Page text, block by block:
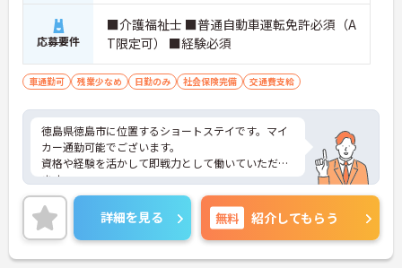
応募要件
■介護福祉士 ■普通自動車運転免許必須（A
T限定可） ■経験必須
車通勤可 残業少なめ 日勤のみ 社会保険完備 交通費支給
徳島県徳島市に位置するショートステイです。マイ
カー通勤可能でございます。
資格や経験を活かして即戦力として働いていただけ
ます。
日勤のみで残業は月平均3時間程度ですので、勤務
終了後の予定も立てやすいです。
ご興味のある方には、面接対策ポイントなど、さら
に詳細をお話しいたしますのでお気軽にご相談くだ
さい！
詳細を見る 無料 紹介してもらう